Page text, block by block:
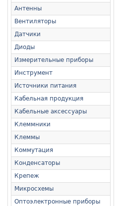
Антенны
Вентиляторы
Датчики
Диоды
Измерительные приборы
Инструмент
Источники питания
Кабельная продукция
Кабельные аксессуары
Клеммники
Клеммы
Коммутация
Конденсаторы
Крепеж
Микросхемы
Оптоэлектронные приборы